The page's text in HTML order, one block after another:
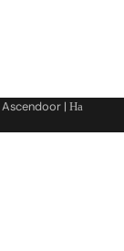
Ascendoor | На